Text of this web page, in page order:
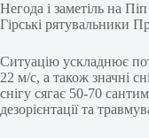
Негода і заметіль на
Гірські рятувальники
Ситуацію ускладнює
22 м/с, а також значні
снігу сягає 50-70
дезорієнтації та